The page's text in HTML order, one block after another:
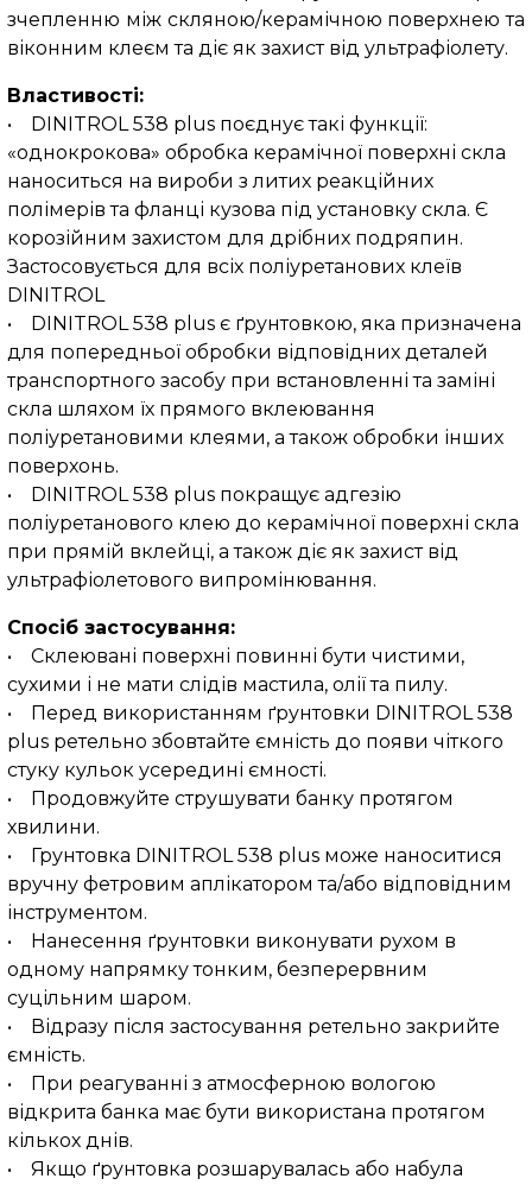
зчепленню між скляною/керамічною поверхнею та
віконним клеєм та діє як захист від ультрафіолету.
Властивості:
• DINITROL 538 plus поєднує такі функції:
«однокрокова» обробка керамічної поверхні скла
наноситься на вироби з литих реакційних
полімерів та фланці кузова під установку скла. Є
корозійним захистом для дрібних подряпин.
Застосовується для всіх поліуретанових клеїв
DINITROL
• DINITROL 538 plus є ґрунтовкою, яка призначена
для попередньої обробки відповідних деталей
транспортного засобу при встановленні та заміні
скла шляхом їх прямого вклеювання
поліуретановими клеями, а також обробки інших
поверхонь.
• DINITROL 538 plus покращує адгезію
поліуретанового клею до керамічної поверхні скла
при прямій вклейці, а також діє як захист від
ультрафіолетового випромінювання.
Спосіб застосування:
• Склеювані поверхні повинні бути чистими,
сухими і не мати слідів мастила, олії та пилу.
• Перед використанням ґрунтовки DINITROL 538
plus ретельно збовтайте ємність до появи чіткого
стуку кульок усередині ємності.
• Продовжуйте струшувати банку протягом
хвилини.
• Грунтовка DINITROL 538 plus може наноситися
вручну фетровим аплікатором та/або відповідним
інструментом.
• Нанесення ґрунтовки виконувати рухом в
одному напрямку тонким, безперервним
суцільним шаром.
• Відразу після застосування ретельно закрийте
ємність.
• При реагуванні з атмосферною вологою
відкрита банка має бути використана протягом
кількох днів.
• Якщо ґрунтовка розшарувалась або набула